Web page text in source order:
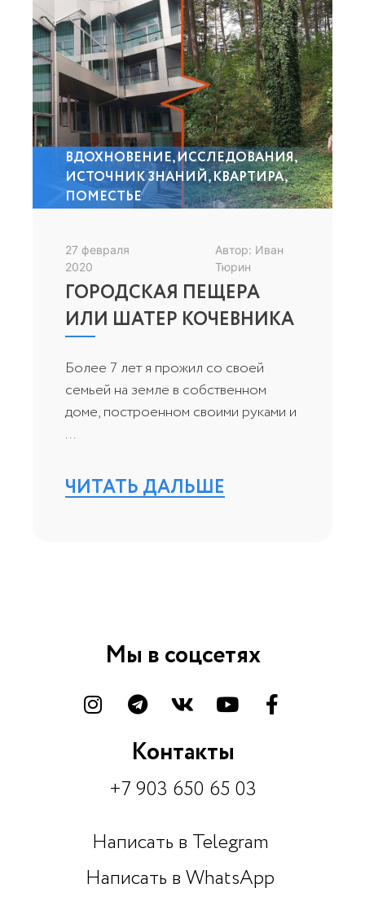
ВДОХНОВЕНИЕ,ИССЛЕДОВАНИЯ,
ИСТОЧНИК ЗНАНИЙ,КВАРТИРА,
ПОМЕСТЬЕ
27 февраля
2020
Автор: Иван
Тюрин
ГОРОДСКАЯ ПЕЩЕРА
ИЛИ ШАТЕР КОЧЕВНИКА
Более 7 лет я прожил со своей
семьей на земле в собственном
доме, построенном своими руками и
...
ЧИТАТЬ ДАЛЬШЕ
Мы в соцсетях
Контакты
+7 903 650 65 03
Написать в Telegram
Написать в WhatsApp